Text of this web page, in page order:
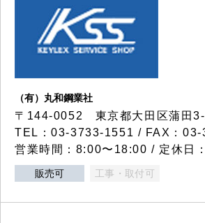
（有）丸和鋼業社
〒144-0052 東京都大田区蒲田
TEL：03-3733-1551 / FAX：03-
営業時間：8:00〜18:00 / 定休日
販売可 工事・取付可